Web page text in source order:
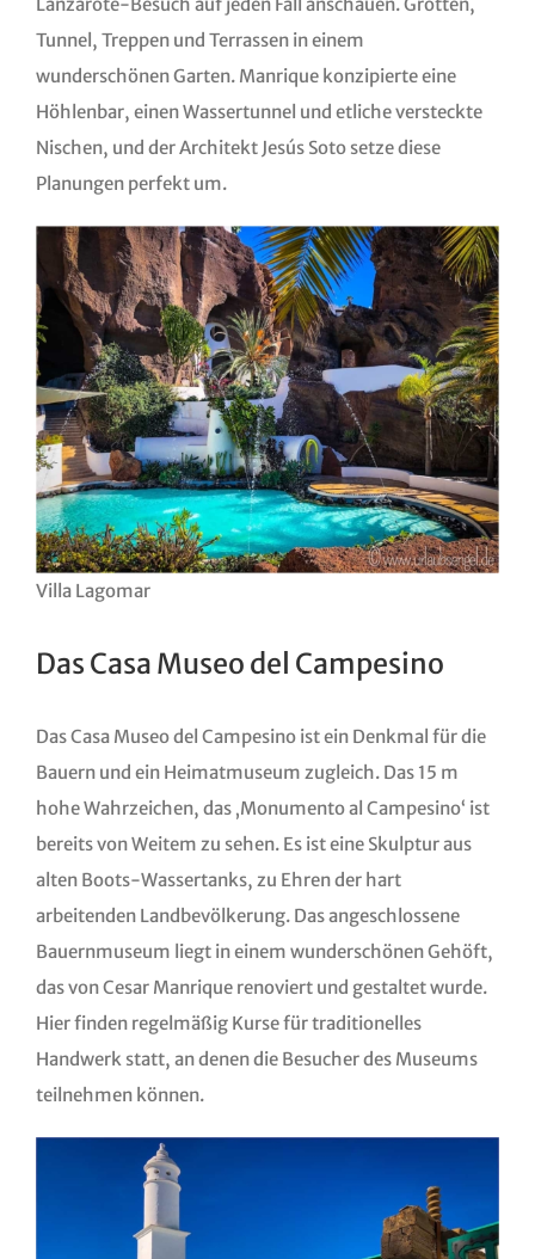
Tunnel, Treppen und Terrassen in einem
wunderschönen Garten. Manrique konzipierte eine
Höhlenbar, einen Wassertunnel und etliche versteckte
Nischen, und der Architekt Jesús Soto setze diese
Planungen perfekt um.
Villa Lagomar
Das Casa Museo del Campesino
Das Casa Museo del Campesino ist ein Denkmal für die
Bauern und ein Heimatmuseum zugleich. Das 15 m
hohe Wahrzeichen, das ‚Monumento al Campesino‘ ist
bereits von Weitem zu sehen. Es ist eine Skulptur aus
alten Boots-Wassertanks, zu Ehren der hart
arbeitenden Landbevölkerung. Das angeschlossene
Bauernmuseum liegt in einem wunderschönen Gehöft,
das von Cesar Manrique renoviert und gestaltet wurde.
Hier finden regelmäßig Kurse für traditionelles
Handwerk statt, an denen die Besucher des Museums
teilnehmen können.